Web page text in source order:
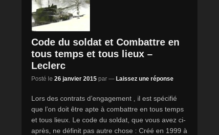
Code du soldat et Combattre en
tous temps et tous lieux –
Leclerc
Posté le 26 janvier 2015 par — Laissez une réponse
Lors des contrats d’engagement , il est spécifié
que l’on doit être apte à combattre en tous temps
et tous lieux. Le code du soldat, que vous avez ci-
après, ne définit pas autre chose : Créé en 1999 à